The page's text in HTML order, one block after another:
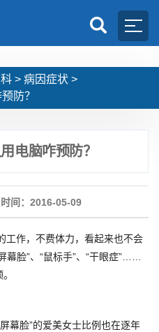
> 病因症状 >
防？
电脑咋预防？
时间：2016-05-09
工作，不费体力，看起来也不会
脸”、“鼠标手”、“干眼症”……
幕脸”的爱美女士比例也在逐年